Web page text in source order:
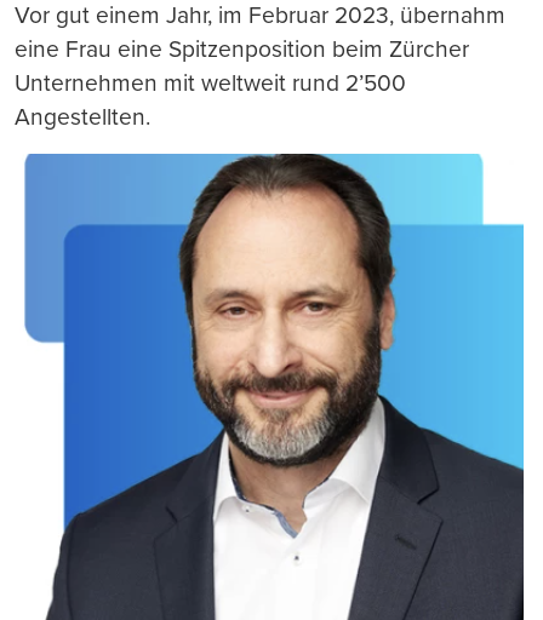
Vor gut einem Jahr, im Februar 2023, übernahm
eine Frau eine Spitzenposition beim Zürcher
Unternehmen mit weltweit rund 2’500
Angestellten.